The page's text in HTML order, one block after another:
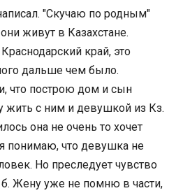
"Скучаю по родным"
живут в Казахстане.
край, это
дальше чем было.
что построю дом и сын
жить с ним и девушкой из Кз.
она не очень то хочет
понимаю, что девушка не
Но преследует чувство
б. Жену уже не помню в части,